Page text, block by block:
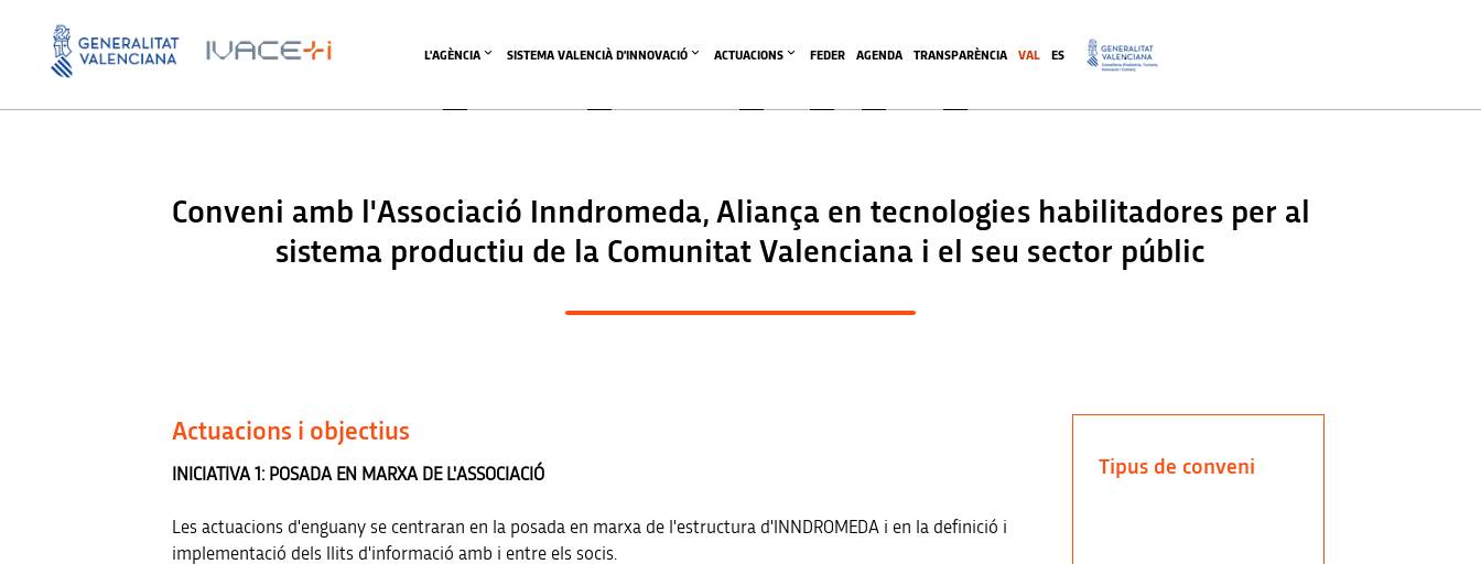
L'AGÈNCIA SISTEMA VALENCIÀ D'INNOVACIÓ ACTUACIONS FEDER AGENDA TRANSPARÈNCIA .
VAL ES
Conveni amb l'Associació Inndromeda, Aliança en tecnologies habilitadores per al
sistema productiu de la Comunitat Valenciana i el seu sector públic
Actuacions i objectius
INICIATIVA 1: POSADA EN MARXA DE L'ASSOCIACIÓ
Les actuacions d'enguany se centraran en la posada en marxa de l'estructura d'INNDROMEDA i en la definició i
implementació dels llits d'informació amb i entre els socis.
Tipus de conveni